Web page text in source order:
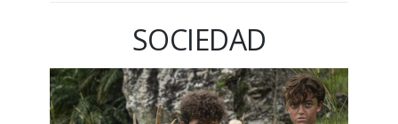
SOCIEDAD